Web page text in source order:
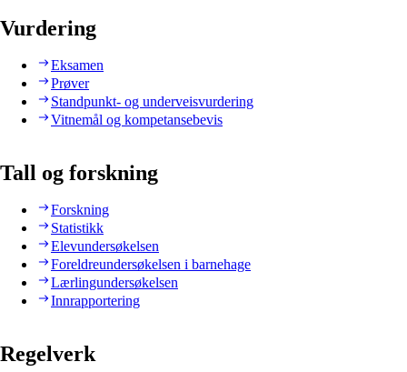
Vurdering
Eksamen
Prøver
Standpunkt- og underveisvurdering
Vitnemål og kompetansebevis
Tall og forskning
Forskning
Statistikk
Elevundersøkelsen
Foreldreundersøkelsen i barnehage
Lærlingundersøkelsen
Innrapportering
Regelverk